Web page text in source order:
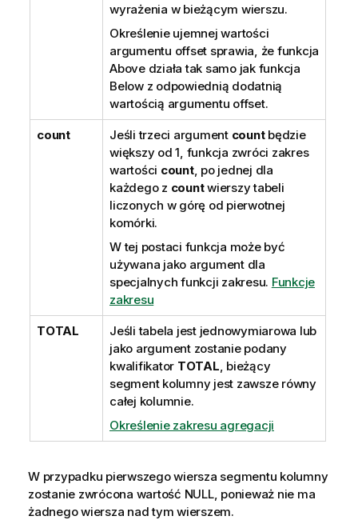
wyrażenia w bieżącym wierszu.
Określenie ujemnej wartości
argumentu offset sprawia, że funkcja
Abovedziała tak samo jak funkcja
Belowz odpowiednią dodatnią
wartością argumentu offset.
count Jeśli trzeci argument countbędzie
większy od 1, funkcja zwróci zakres
wartości count, po jednej dla
każdego z countwierszy tabeli
liczonych w górę od pierwotnej
komórki.
W tej postaci funkcja może być
używana jako argument dla
specjalnych funkcji zakresu. Funkcje
zakresu
TOTAL
Jeśli tabela jest jednowymiarowa lub
jako argument zostanie podany
kwalifikator TOTAL , bieżący
segment kolumny jest zawsze równy
całej kolumnie.
Określenie zakresu agregacji
W przypadku pierwszego wiersza segmentu kolumny
zostanie zwrócona wartość NULL, ponieważ nie ma
żadnego wiersza nad tym wierszem.